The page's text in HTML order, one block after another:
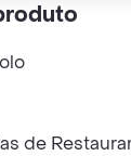
de